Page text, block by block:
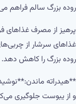
روده بزرگ سالم فراهم
پرهیز از مصرف
غذاهای سرشار از
روده بزرگ را کاهش دهد.
**هیدراته
و از یبوست جلوگیری